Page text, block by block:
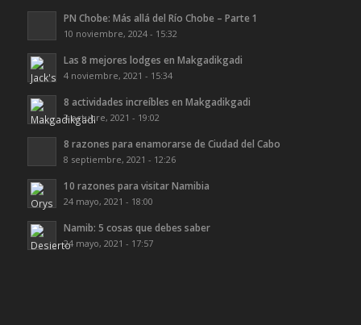
PN Chobe: Más allá del Río Chobe – Parte 1
10 noviembre, 2024 - 15:32
Las 8 mejores lodges en Makgadikgadi
4 noviembre, 2021 - 15:34
8 actividades increíbles en Makgadikgadi
3 octubre, 2021 - 19:02
8 razones para enamorarse de Ciudad del Cabo
8 septiembre, 2021 - 12:26
10 razones para visitar Namibia
24 mayo, 2021 - 18:00
Namib: 5 cosas que debes saber
24 mayo, 2021 - 17:57